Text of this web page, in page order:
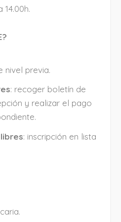
14.00h.
nivel previa.
: recoger boletín de
y realizar el pago
: inscripción en lista